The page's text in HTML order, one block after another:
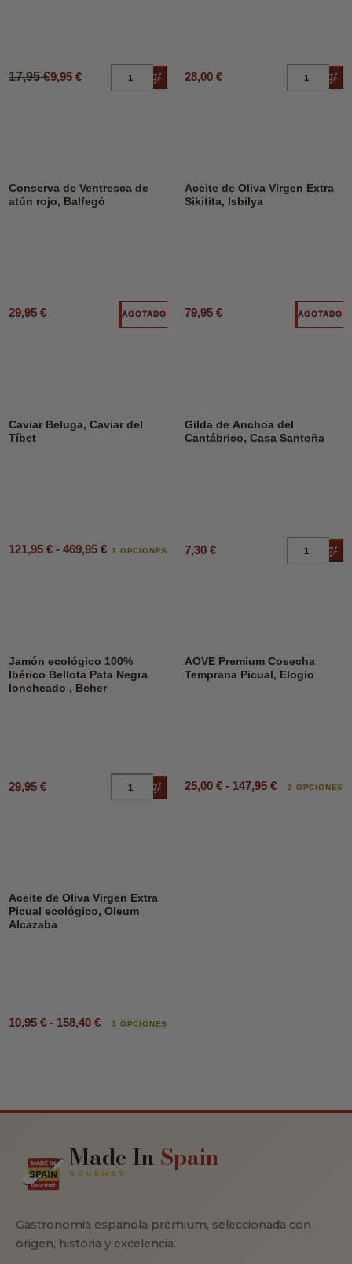
17,95 €9,95 € Añadir al carrito
28,00 €
Conserva de Ventresca de
atún rojo, Balfegó
29,95 € AGOTADO
Aceite de Oliva Virgen Extra
Sikitita, Isbilya
79,95 € AGOTADO
Caviar Beluga, Caviar del
Tíbet
121,95 € - 469,95 € 3 OPCIONES
Gilda de Anchoa del
Cantábrico, Casa Santoña
7,30 €
Jamón ecológico 100%
Ibérico Bellota Pata Negra
loncheado , Beher
29,95 € Añadir al carrito
AOVE Premium Cosecha
Temprana Picual, Elogio
25,00 € - 147,95 € 2 OPCIONES
Aceite de Oliva Virgen Extra
Picual ecológico, Oleum
Alcazaba
10,95 € - 158,40 € 3 OPCIONES
Made In Spain
GOURMET
Gastronomia espanola premium, seleccionada con
origen, historia y excelencia.